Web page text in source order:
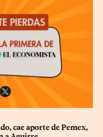
cae aporte de Pemex,